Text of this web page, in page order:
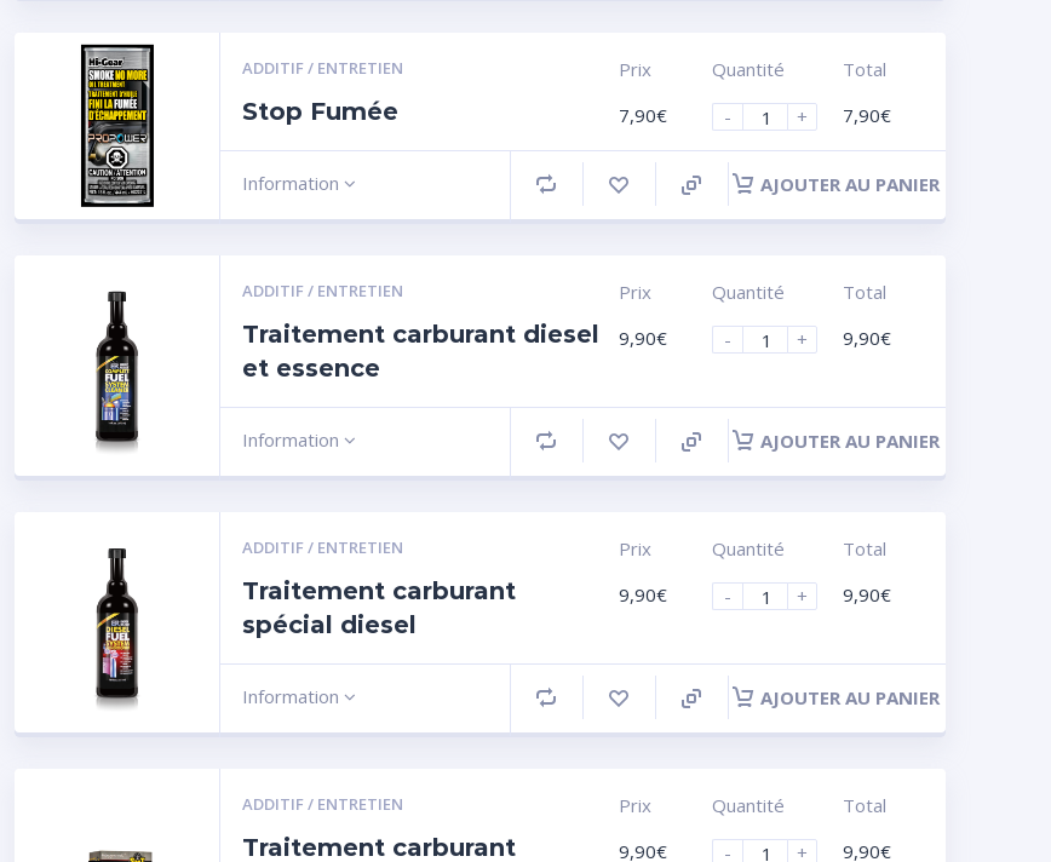
ADDITIF / ENTRETIEN
Stop Fumée
Prix
7,90€
Quantité
-
+
Total
7,90€
Information AJOUTER AU PANIER
ADDITIF / ENTRETIEN
Traitement carburant diesel
et essence
Prix
9,90€
Quantité
-
+
Total
9,90€
Information AJOUTER AU PANIER
ADDITIF / ENTRETIEN
Traitement carburant
spécial diesel
Prix
9,90€
Quantité
-
+
Total
9,90€
Information AJOUTER AU PANIER
ADDITIF / ENTRETIEN
Traitement carburant
Prix
9,90€
Quantité
-
+
Total
9,90€